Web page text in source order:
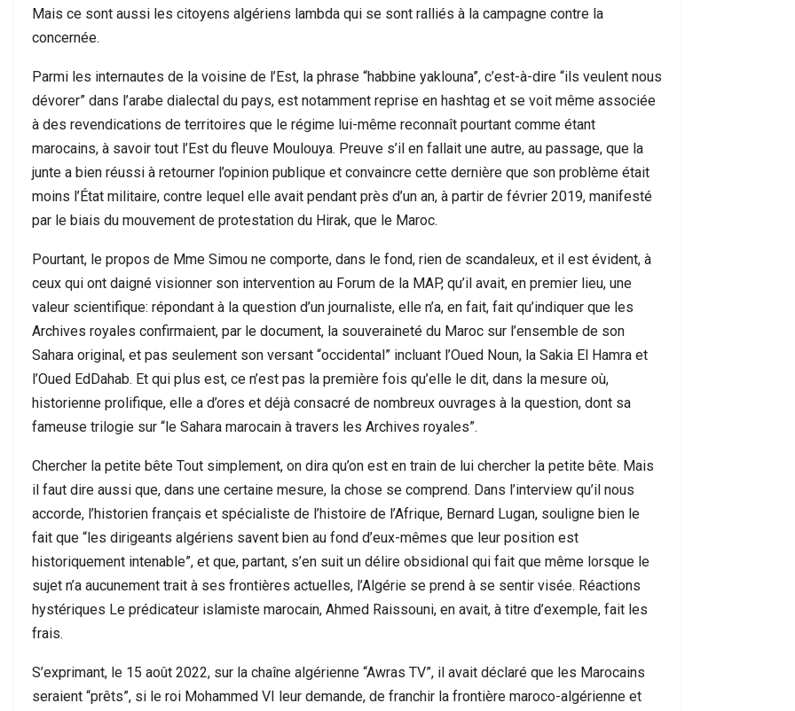
Mais ce sont aussi les citoyens algériens lambda qui se sont ralliés à la campagne contre la
concernée.
Parmi les internautes de la voisine de l’Est, la phrase “habbine yaklouna”, c’est-à-dire “ils veulent nous
dévorer” dans l’arabe dialectal du pays, est notamment reprise en hashtag et se voit même associée
à des revendications de territoires que le régime lui-même reconnaît pourtant comme étant
marocains, à savoir tout l’Est du fleuve Moulouya. Preuve s’il en fallait une autre, au passage, que la
junte a bien réussi à retourner l’opinion publique et convaincre cette dernière que son problème était
moins l’État militaire, contre lequel elle avait pendant près d’un an, à partir de février 2019, manifesté
par le biais du mouvement de protestation du Hirak, que le Maroc.
Pourtant, le propos de Mme Simou ne comporte, dans le fond, rien de scandaleux, et il est évident, à
ceux qui ont daigné visionner son intervention au Forum de la MAP, qu’il avait, en premier lieu, une
valeur scientifique: répondant à la question d’un journaliste, elle n’a, en fait, fait qu’indiquer que les
Archives royales confirmaient, par le document, la souveraineté du Maroc sur l’ensemble de son
Sahara original, et pas seulement son versant “occidental” incluant l’Oued Noun, la Sakia El Hamra et
l’Oued EdDahab. Et qui plus est, ce n’est pas la première fois qu’elle le dit, dans la mesure où,
historienne prolifique, elle a d’ores et déjà consacré de nombreux ouvrages à la question, dont sa
fameuse trilogie sur “le Sahara marocain à travers les Archives royales”.
Chercher la petite bête Tout simplement, on dira qu’on est en train de lui chercher la petite bête. Mais
il faut dire aussi que, dans une certaine mesure, la chose se comprend. Dans l’interview qu’il nous
accorde, l’historien français et spécialiste de l’histoire de l’Afrique, Bernard Lugan, souligne bien le
fait que “les dirigeants algériens savent bien au fond d’eux-mêmes que leur position est
historiquement intenable”, et que, partant, s’en suit un délire obsidional qui fait que même lorsque le
sujet n’a aucunement trait à ses frontières actuelles, l’Algérie se prend à se sentir visée. Réactions
hystériques Le prédicateur islamiste marocain, Ahmed Raissouni, en avait, à titre d’exemple, fait les
frais.
S’exprimant, le 15 août 2022, sur la chaîne algérienne “Awras TV”, il avait déclaré que les Marocains
seraient “prêts”, si le roi Mohammed VI leur demande, de franchir la frontière maroco-algérienne et